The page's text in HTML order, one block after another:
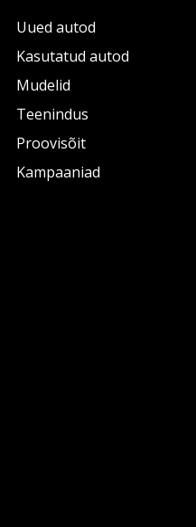
Uued autod
Kasutatud autod
Mudelid
Teenindus
Proovisõit
Kampaaniad